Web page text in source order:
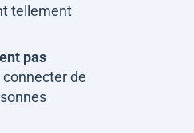
tellement
pas
de